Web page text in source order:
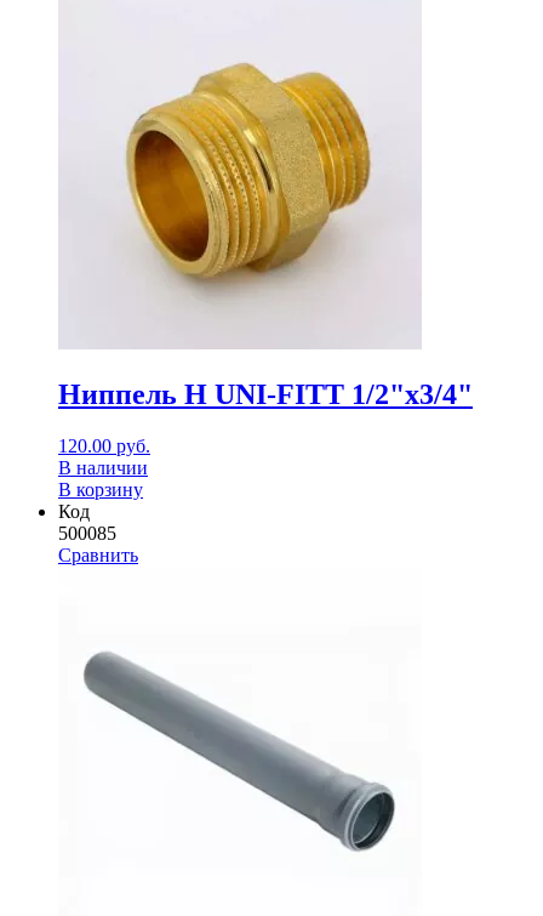
Ниппель Н UNI-FITT 1/2"x3/4"
120.00 руб.
В наличии
В корзину
Код
500085
Сравнить